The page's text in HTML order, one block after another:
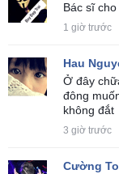
Bác sĩ
1 giờ trước
Hau
Ở đây
đông
không đắt
3 giờ trước
Cường